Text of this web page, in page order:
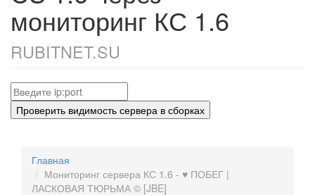
мониторинг КС 1.6
RUBITNET.SU
Проверить видимость сервера в сборках
Главная
Мониторинг сервера КС 1.6 - ♥ ПОБЕГ |
ЛАСКОВАЯ ТЮРЬМА © [JBE]